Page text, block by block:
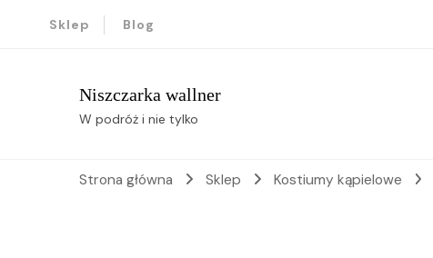
Sklep Blog
Niszczarka wallner
W podróż i nie tylko
Strona główna Sklep Kostiumy kąpielowe